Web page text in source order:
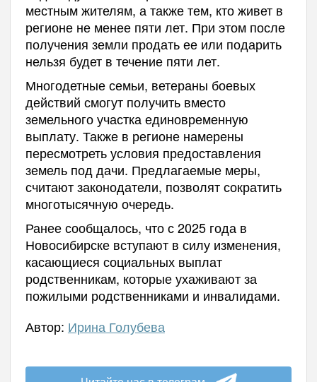
местным жителям, а также тем, кто живет в
регионе не менее пяти лет. При этом после
получения земли продать ее или подарить
нельзя будет в течение пяти лет.
Многодетные семьи, ветераны боевых
действий смогут получить вместо
земельного участка единовременную
выплату. Также в регионе намерены
пересмотреть условия предоставления
земель под дачи. Предлагаемые меры,
считают законодатели, позволят сократить
многотысячную очередь.
Ранее сообщалось, что с 2025 года в
Новосибирске вступают в силу изменения,
касающиеся социальных выплат
родственникам, которые ухаживают за
пожилыми родственниками и инвалидами.
Автор: Ирина Голубева